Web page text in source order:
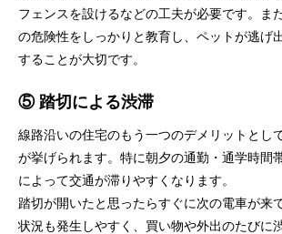
フェンスを設けるなどの工夫が必要です。ま
の危険性をしっかりと教育し、ペットが逃げ
することが大切です。
⑤ 踏切による渋滞
線路沿いの住宅のもう一つのデメリットとし
が挙げられます。特に朝夕の通勤・通学時間
によって交通が滞りやすくなります。
踏切が開いたと思ったらすぐに次の電車が来
状況も発生しやすく、買い物や外出のたびに